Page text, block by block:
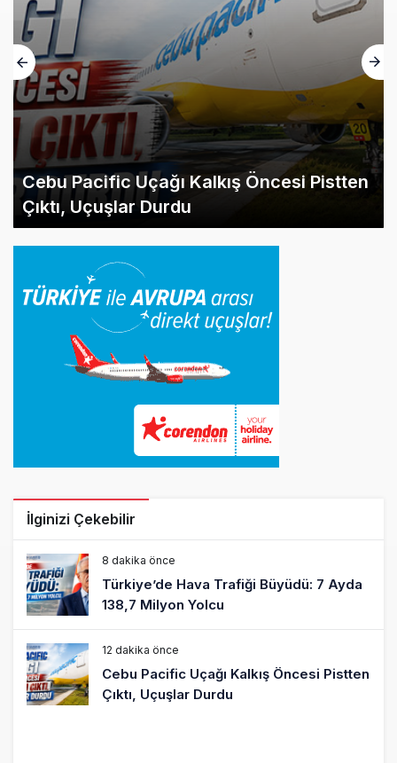
Cebu Pacific Uçağı Kalkış Öncesi Pistten
Çıktı, Uçuşlar Durdu
İlginizi Çekebilir
8 dakika önce
Türkiye’de Hava Trafiği Büyüdü: 7 Ayda
138,7 Milyon Yolcu
12 dakika önce
Cebu Pacific Uçağı Kalkış Öncesi Pistten
Çıktı, Uçuşlar Durdu